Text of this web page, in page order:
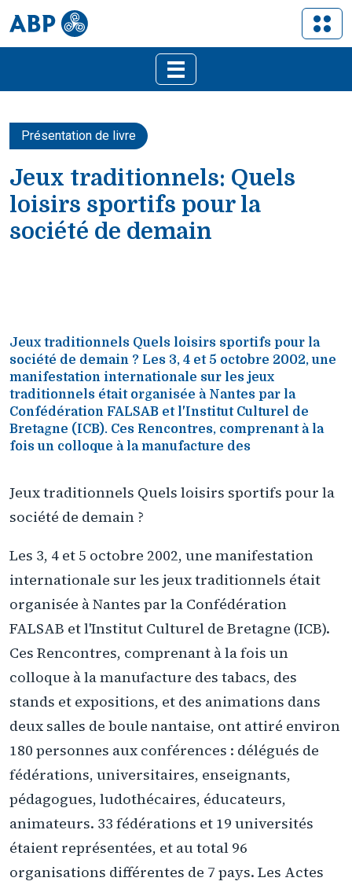
Présentation de livre
Jeux traditionnels: Quels
loisirs sportifs pour la
société de demain
Jeux traditionnels Quels loisirs sportifs pour la
société de demain ? Les 3, 4 et 5 octobre 2002, une
manifestation internationale sur les jeux
traditionnels était organisée à Nantes par la
Confédération FALSAB et l'Institut Culturel de
Bretagne (ICB). Ces Rencontres, comprenant à la
fois un colloque à la manufacture des
Jeux traditionnels Quels loisirs sportifs pour la
société de demain ?
Les 3, 4 et 5 octobre 2002, une manifestation
internationale sur les jeux traditionnels était
organisée à Nantes par la Confédération
FALSAB et l'Institut Culturel de Bretagne (ICB).
Ces Rencontres, comprenant à la fois un
colloque à la manufacture des tabacs, des
stands et expositions, et des animations dans
deux salles de boule nantaise, ont attiré environ
180 personnes aux conférences : délégués de
fédérations, universitaires, enseignants,
pédagogues, ludothécaires, éducateurs,
animateurs. 33 fédérations et 19 universités
étaient représentées, et au total 96
organisations différentes de 7 pays. Les Actes